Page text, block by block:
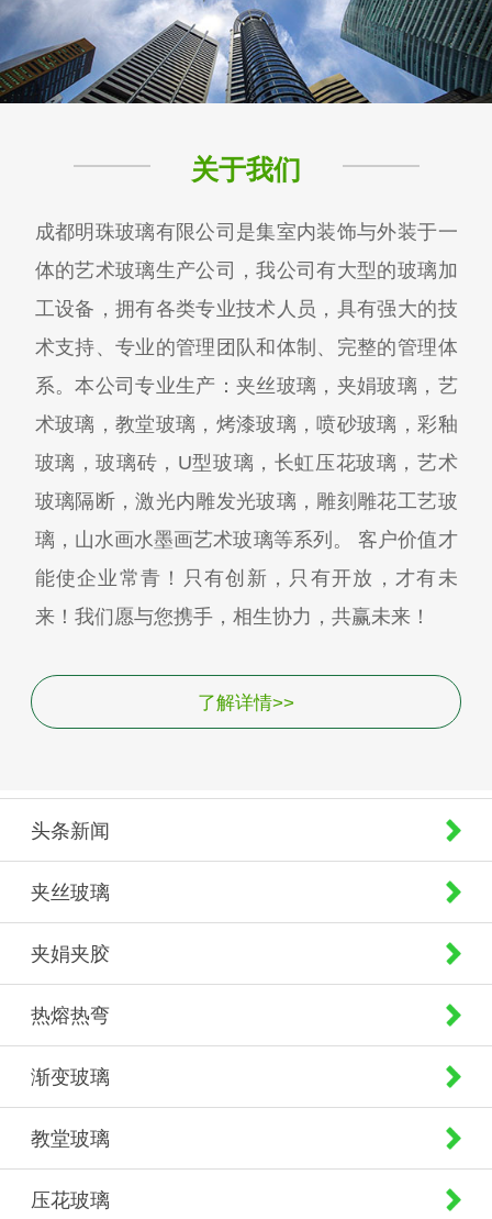
关于我们
成都明珠玻璃有限公司是集室内装饰与外装于一
体的艺术玻璃生产公司，我公司有大型的玻璃加
工设备，拥有各类专业技术人员，具有强大的技
术支持、专业的管理团队和体制、完整的管理体
系。本公司专业生产：夹丝玻璃，夹娟玻璃，艺
术玻璃，教堂玻璃，烤漆玻璃，喷砂玻璃，彩釉
玻璃，玻璃砖，U型玻璃，长虹压花玻璃，艺术
玻璃隔断，激光内雕发光玻璃，雕刻雕花工艺玻
璃，山水画水墨画艺术玻璃等系列。 客户价值才
能使企业常青！只有创新，只有开放，才有未
来！我们愿与您携手，相生协力，共赢未来！
了解详情>>
头条新闻
夹丝玻璃
夹娟夹胶
热熔热弯
渐变玻璃
教堂玻璃
压花玻璃